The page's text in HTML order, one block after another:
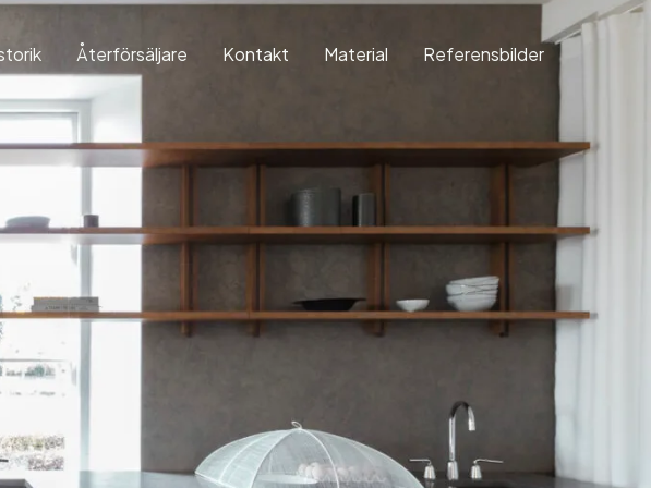
Återförsäljare Kontakt Material Referensbilder